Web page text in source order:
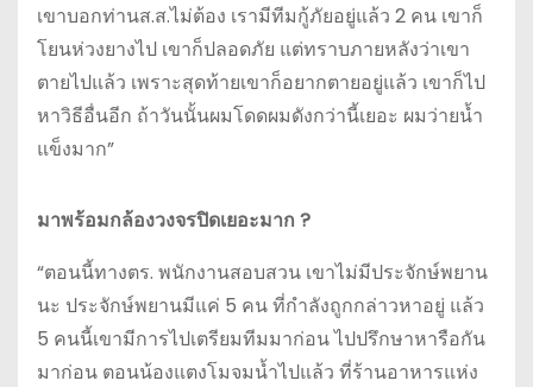
เขาบอกท่านส.ส.ไม่ต้อง เรามีทีมกู้ภัยอยู่แล้ว 2 คน เขาก็
โยนห่วงยางไป เขาก็ปลอดภัย แต่ทราบภายหลังว่าเขา
ตายไปแล้ว เพราะสุดท้ายเขาก็อยากตายอยู่แล้ว เขาก็ไป
หาวิธีอื่นอีก ถ้าวันนั้นผมโดดผมดังกว่านี้เยอะ ผมว่ายน้ำ
แข็งมาก”
มาพร้อมกล้องวงจรปิดเยอะมาก ?
“ตอนนี้ทางตร. พนักงานสอบสวน เขาไม่มีประจักษ์พยาน
นะ ประจักษ์พยานมีแค่ 5 คน ที่กำลังถูกกล่าวหาอยู่ แล้ว
5 คนนี้เขามีการไปเตรียมทีมมาก่อน ไปปรึกษาหารือกัน
มาก่อน ตอนน้องแตงโมจมน้ำไปแล้ว ที่ร้านอาหารแห่ง